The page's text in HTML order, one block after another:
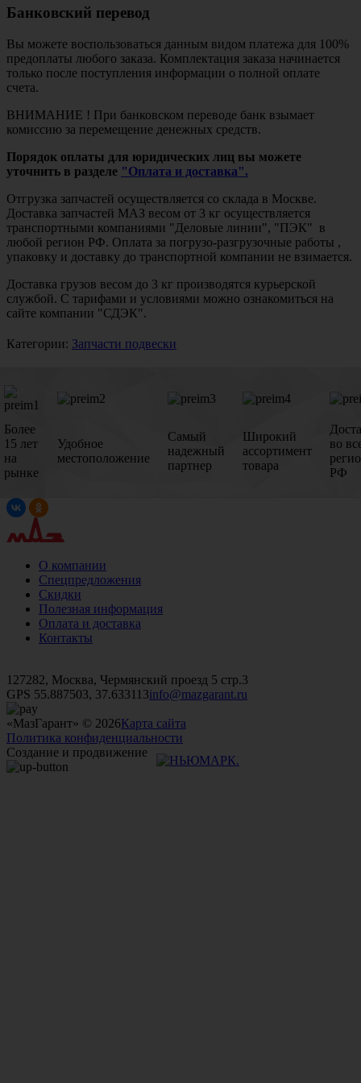
Банковский перевод
Вы можете воспользоваться данным видом платежа для 100%
предоплаты любого заказа. Комплектация заказа начинается
только после поступления информации о полной оплате
счета.
ВНИМАНИЕ ! При банковском переводе банк взымает
комиссию за перемещение денежных средств.
Порядок оплаты для юридических лиц вы можете
уточнить в разделе "Оплата и доставка".
Отгрузка запчастей осуществляется со склада в Москве.
Доставка запчастей МАЗ весом от 3 кг осуществляется
транспортными компаниями "Деловые линии", "ПЭК" в
любой регион РФ. Оплата за погрузо-разгрузочные работы ,
упаковку и доставку до транспортной компании не взимается.
Доставка грузов весом до 3 кг производятся курьерской
службой. С тарифами и условиями можно ознакомиться на
сайте компании "СДЭК".
Категории: Запчасти подвески
Более
15 лет
на
рынке
Удобное
местоположение
Самый
надежный
партнер
Широкий
ассортимент
товара
во
РФ
О компании
Спецпредложения
Скидки
Полезная информация
Оплата и доставка
Контакты
127282, Москва, Чермянский проезд 5 стр.3
GPS 55.887503, 37.633113info@mazgarant.ru
«МазГарант» © 2026Карта сайта
Политика конфиденциальности
Создание и продвижение